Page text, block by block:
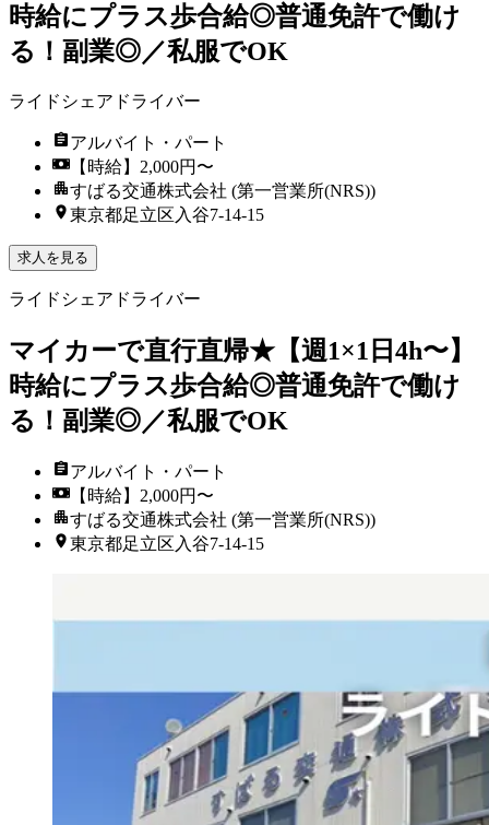
時給にプラス歩合給◎普通免許で働け
る！副業◎／私服でOK
ライドシェアドライバー
アルバイト・パート
【時給】2,000円〜
すばる交通株式会社 (第一営業所(NRS))
東京都足立区入谷7-14-15
求人を見る
ライドシェアドライバー
マイカーで直行直帰★【週1×1日4h〜】
時給にプラス歩合給◎普通免許で働け
る！副業◎／私服でOK
アルバイト・パート
【時給】2,000円〜
すばる交通株式会社 (第一営業所(NRS))
東京都足立区入谷7-14-15